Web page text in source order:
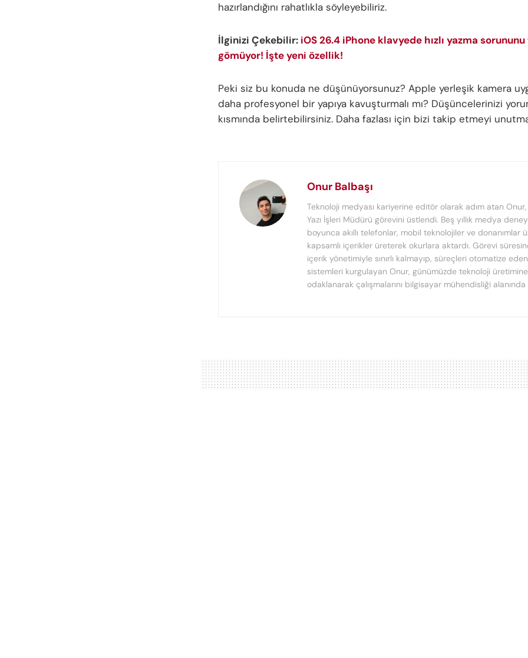
hazırlandığını rahatlıkla söyleyebiliriz.
İlginizi Çekebilir: iOS 26.4 iPhone klavyede hızlı yazma
gömüyor! İşte yeni özellik!
Peki siz bu konuda ne düşünüyorsunuz? Apple yerleşik kamera
daha profesyonel bir yapıya kavuşturmalı mı? Düşüncelerinizi
kısmında belirtebilirsiniz. Daha fazlası için bizi takip etmeyi
Onur Balbaşı
Teknoloji medyası kariyerine editör olarak adım atan
Yazı İşleri Müdürü görevini üstlendi. Beş yıllık medya
boyunca akıllı telefonlar, mobil teknolojiler ve donanımlar
kapsamlı içerikler üreterek okurlara aktardı. Görevi
içerik yönetimiyle sınırlı kalmayıp, süreçleri otomatize
sistemleri kurgulayan Onur, günümüzde teknoloji üretimine
odaklanarak çalışmalarını bilgisayar mühendisliği